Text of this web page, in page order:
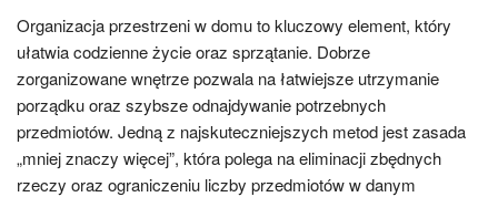
Organizacja przestrzeni w domu to kluczowy element, który
ułatwia codzienne życie oraz sprzątanie. Dobrze
zorganizowane wnętrze pozwala na łatwiejsze utrzymanie
porządku oraz szybsze odnajdywanie potrzebnych
przedmiotów. Jedną z najskuteczniejszych metod jest zasada
„mniej znaczy więcej”, która polega na eliminacji zbędnych
rzeczy oraz ograniczeniu liczby przedmiotów w danym